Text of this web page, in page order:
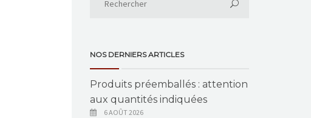
NOS DERNIERS ARTICLES
Produits préemballés : attention
aux quantités indiquées
6 AOÛT 2026